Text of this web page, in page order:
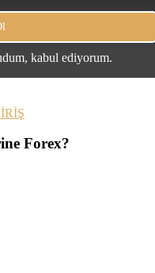
kabul ediyorum.
Forex?